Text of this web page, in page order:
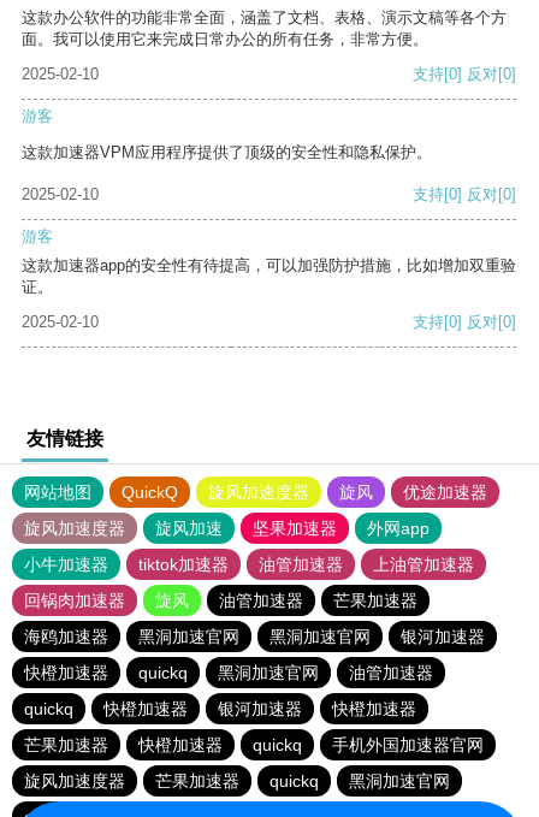
这款办公软件的功能非常全面，涵盖了文档、表格、演示文稿等各个方
面。我可以使用它来完成日常办公的所有任务，非常方便。
2025-02-10
支持[0] 反对[0]
游客
这款加速器VPM应用程序提供了顶级的安全性和隐私保护。
2025-02-10 支持[0] 反对[0]
游客
这款加速器app的安全性有待提高，可以加强防护措施，比如增加双重验
证。
2025-02-10
支持[0] 反对[0]
友情链接
网站地图 QuickQ 旋风加速度器 旋风
优途加速器
旋风加速度器
旋风加速 坚果加速器
外网app
小牛加速器
tiktok加速器 油管加速器
上油管加速器
回锅肉加速器
旋风 油管加速器
芒果加速器
海鸥加速器
黑洞加速官网 黑洞加速官网
银河加速器
快橙加速器
quickq 黑洞加速官网
油管加速器
quickq
快橙加速器 银河加速器
快橙加速器
芒果加速器
快橙加速器 quickq
手机外国加速器官网
旋风加速度器
芒果加速器 quickq
黑洞加速官网